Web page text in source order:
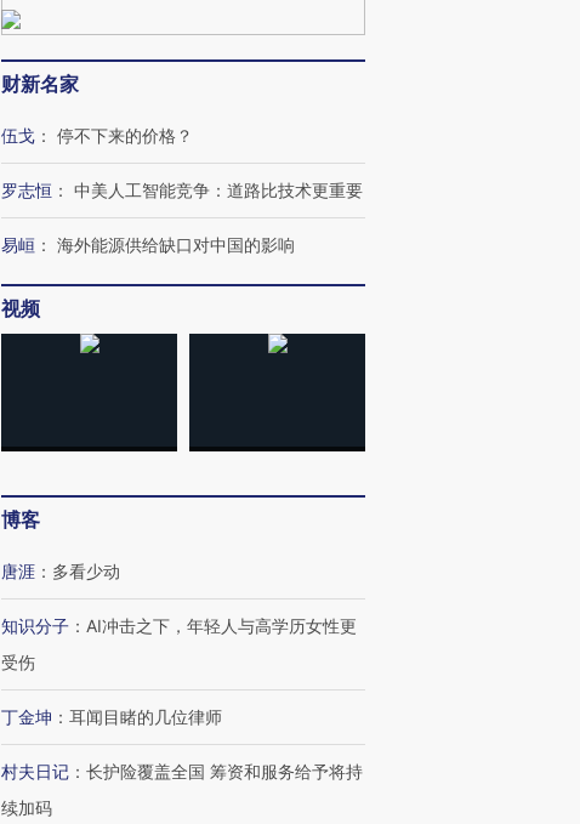
财新名家
伍戈 ： 停不下来的价格？
罗志恒 ： 中美人工智能竞争：道路比技术更重要
易峘 ： 海外能源供给缺口对中国的影响
视频
博客
唐涯 ： 多看少动
知识分子 ： AI冲击之下，年轻人与高学历女性更
受伤
丁金坤 ： 耳闻目睹的几位律师
村夫日记 ： 长护险覆盖全国 筹资和服务给予将持
续加码